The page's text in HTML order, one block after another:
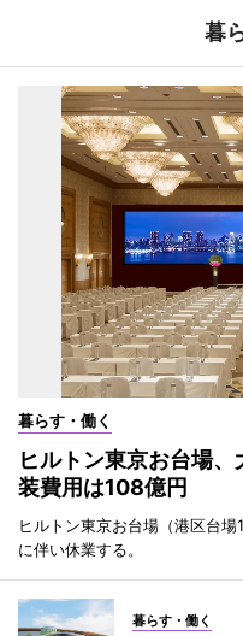
暮
暮らす・働く
ヒルトン東京お台場
装費用は108億円
ヒルトン東京お台場（港区台
に伴い休業する。
暮らす・働く